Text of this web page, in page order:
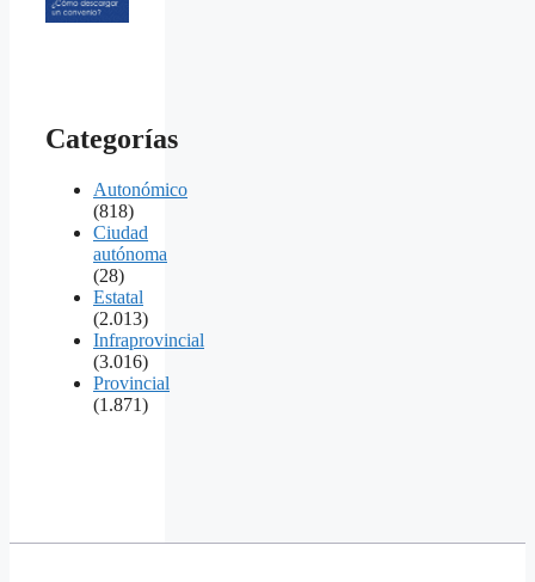
Categorías
Autonómico
(818)
Ciudad
autónoma
(28)
Estatal
(2.013)
Infraprovincial
(3.016)
Provincial
(1.871)